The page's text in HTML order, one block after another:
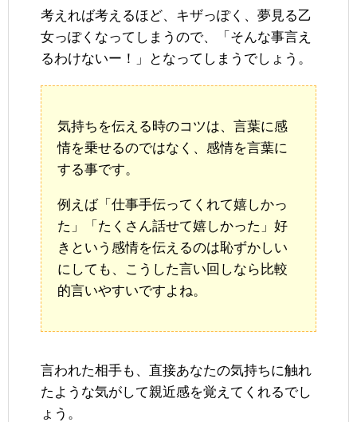
考えれば考えるほど、キザっぽく、夢見る乙
女っぽくなってしまうので、「そんな事言え
るわけないー！」となってしまうでしょう。
気持ちを伝える時のコツは、言葉に感
情を乗せるのではなく、感情を言葉に
する事です。
例えば「仕事手伝ってくれて嬉しかっ
た」「たくさん話せて嬉しかった」好
きという感情を伝えるのは恥ずかしい
にしても、こうした言い回しなら比較
的言いやすいですよね。
言われた相手も、直接あなたの気持ちに触れ
たような気がして親近感を覚えてくれるでし
ょう。